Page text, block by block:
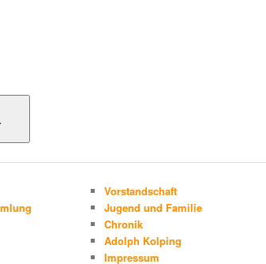
Vorstandschaft
Jugend und Familie
Chronik
Adolph Kolping
Impressum